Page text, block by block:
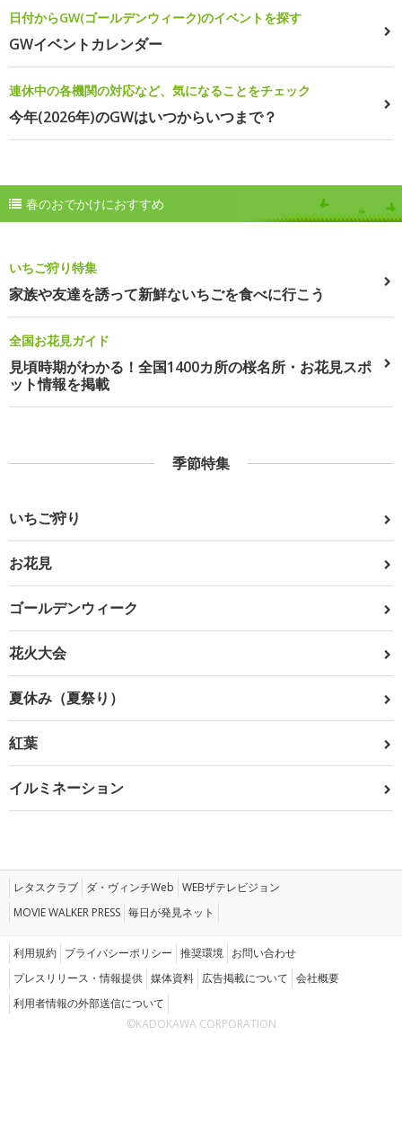
日付からGW(ゴールデンウィーク)のイベントを探す
GWイベントカレンダー
連休中の各機関の対応など、気になることをチェック
今年(2026年)のGWはいつからいつまで？
春のおでかけにおすすめ
いちご狩り特集
家族や友達を誘って新鮮ないちごを食べに行こう
全国お花見ガイド
見頃時期がわかる！全国1400カ所の桜名所・お花見スポ
ット情報を掲載
季節特集
いちご狩り
お花見
ゴールデンウィーク
花火大会
夏休み（夏祭り）
紅葉
イルミネーション
レタスクラブ ダ・ヴィンチWeb WEBザテレビジョン
MOVIE WALKER PRESS 毎日が発見ネット
利用規約 プライバシーポリシー 推奨環境 お問い合わせ
プレスリリース・情報提供 媒体資料 広告掲載について 会社概要
利用者情報の外部送信について
©KADOKAWA CORPORATION